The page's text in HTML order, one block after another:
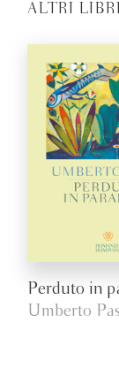
ALTRI
Perduto in
Umberto